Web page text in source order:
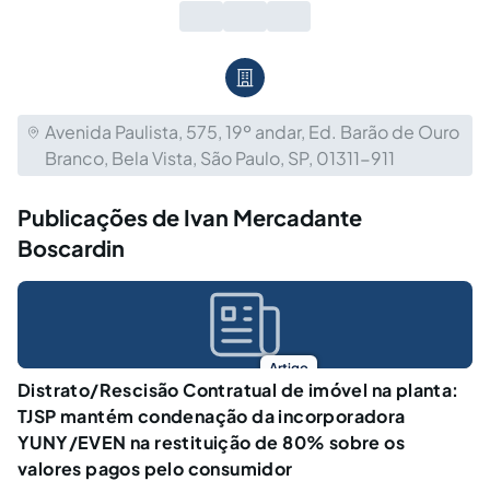
Avenida Paulista, 575, 19º andar, Ed. Barão de Ouro
Branco, Bela Vista, São Paulo, SP, 01311-911
Publicações de Ivan Mercadante
Boscardin
Artigo
Distrato/Rescisão Contratual de imóvel na planta:
TJSP mantém condenação da incorporadora
YUNY/EVEN na restituição de 80% sobre os
valores pagos pelo consumidor